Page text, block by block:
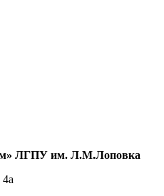
ЛГПУ им. Л.М.Лоповка